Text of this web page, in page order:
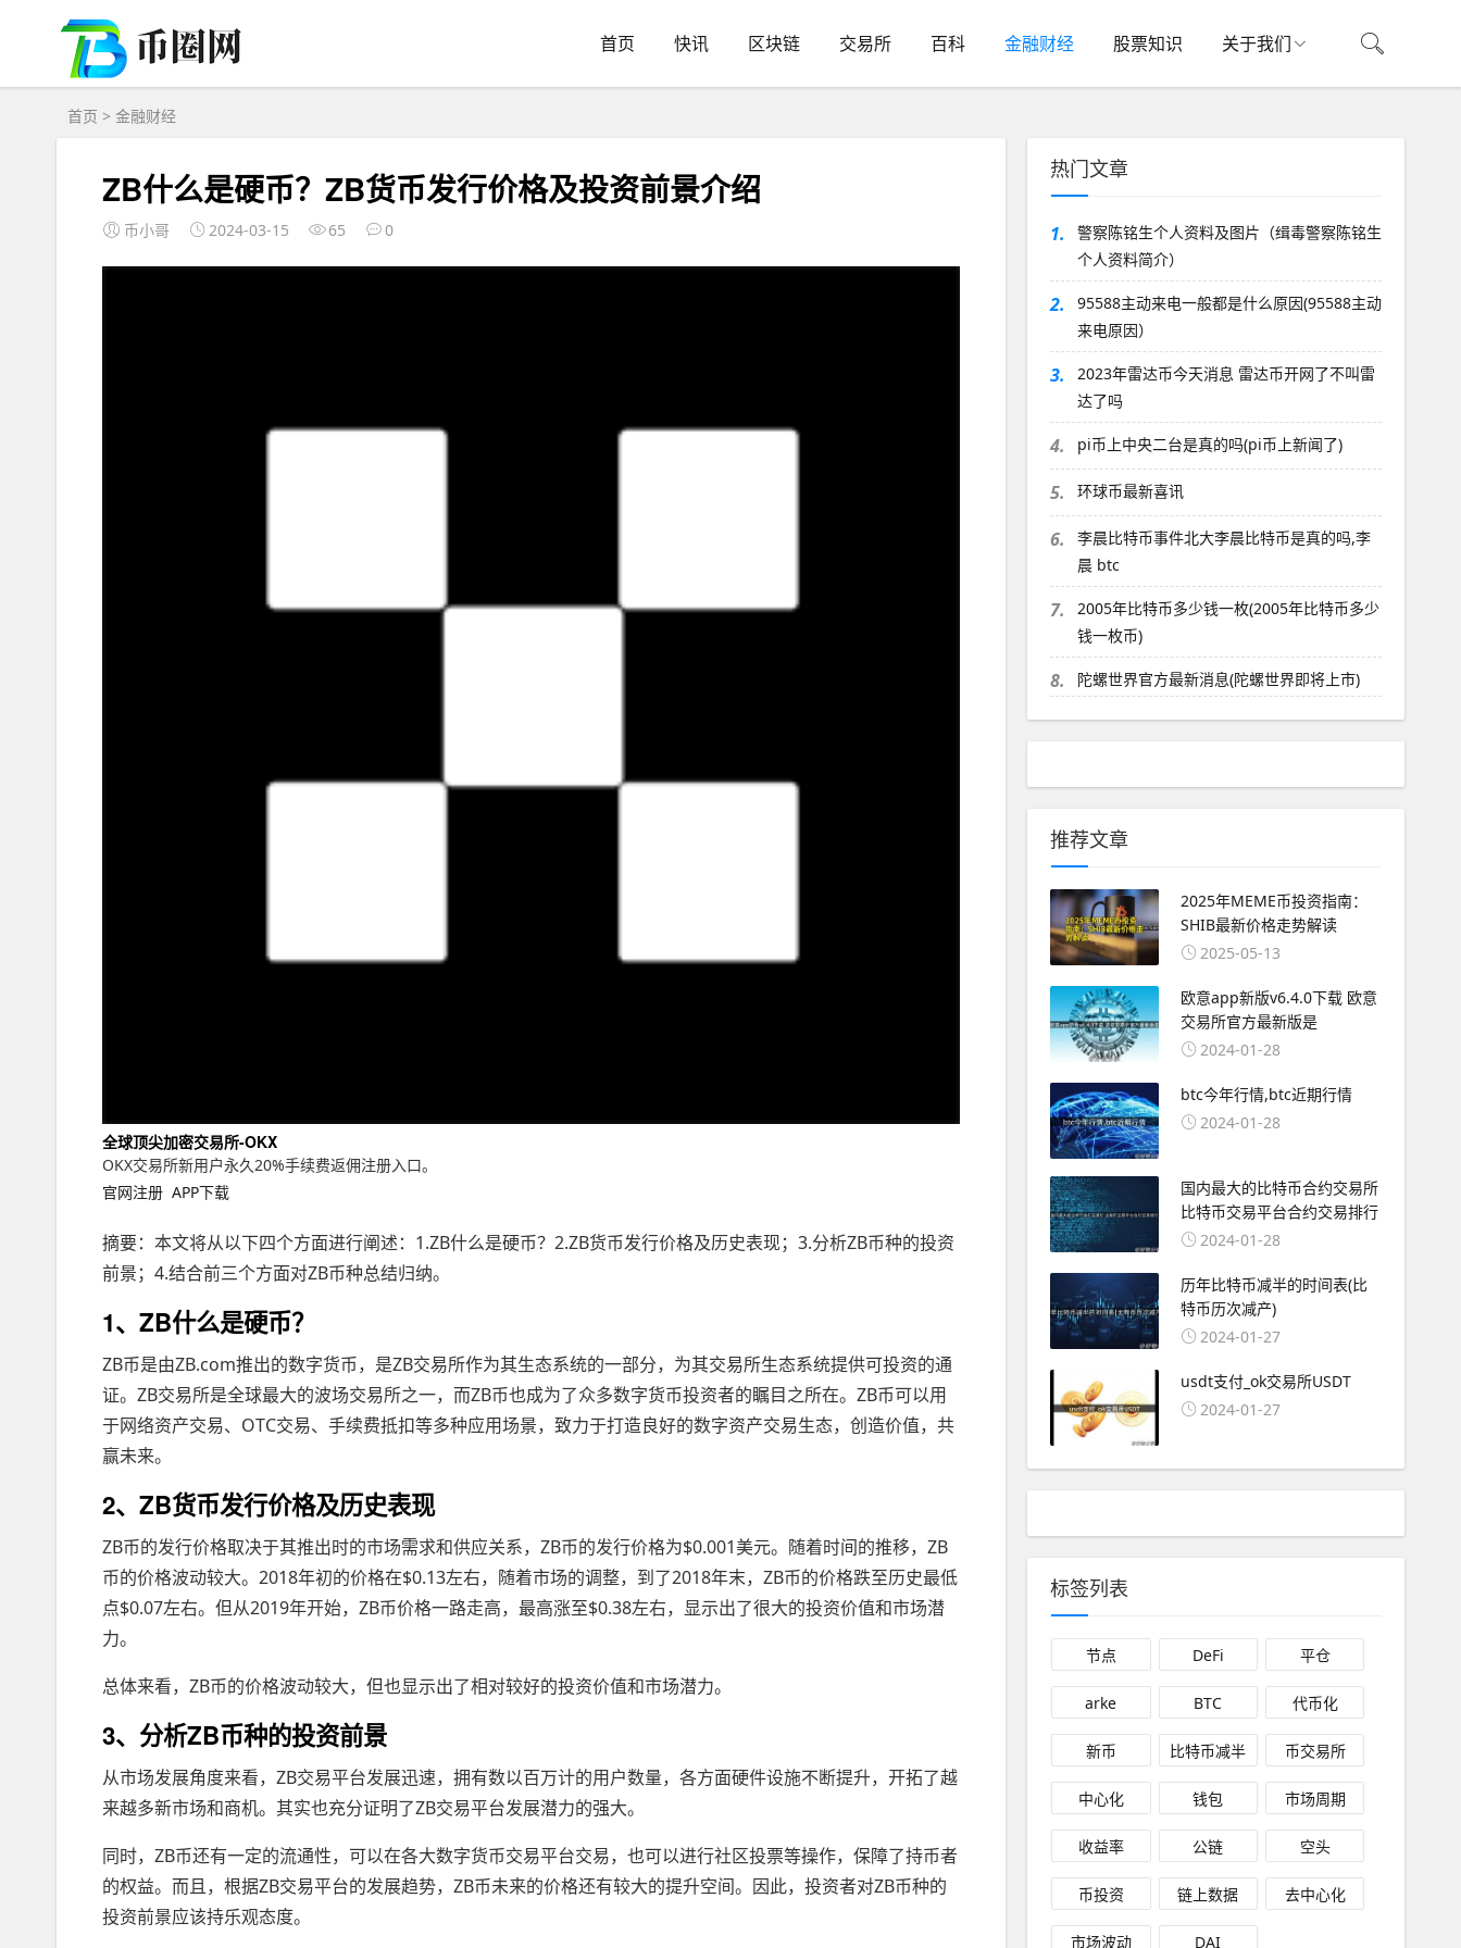
首页 快讯 区块链 交易所 百科 金融财经 股票知识 关于我们
首页 > 金融财经
ZB什么是硬币？ZB货币发行价格及投资前景介绍
币小哥 2024-03-15 65 0
全球顶尖加密交易所-OKX
OKX交易所新用户永久20%手续费返佣注册入口。
官网注册 APP下载
摘要：本文将从以下四个方面进行阐述：1.ZB什么是硬币？2.ZB货币发行价格及历史表现；3.分析ZB币种的投资
前景；4.结合前三个方面对ZB币种总结归纳。
1、ZB什么是硬币？
ZB币是由ZB.com推出的数字货币，是ZB交易所作为其生态系统的一部分，为其交易所生态系统提供可投资的通
证。ZB交易所是全球最大的波场交易所之一，而ZB币也成为了众多数字货币投资者的瞩目之所在。ZB币可以用
于网络资产交易、OTC交易、手续费抵扣等多种应用场景，致力于打造良好的数字资产交易生态，创造价值，共
赢未来。
2、ZB货币发行价格及历史表现
ZB币的发行价格取决于其推出时的市场需求和供应关系，ZB币的发行价格为$0.001美元。随着时间的推移，ZB
币的价格波动较大。2018年初的价格在$0.13左右，随着市场的调整，到了2018年末，ZB币的价格跌至历史最低
点$0.07左右。但从2019年开始，ZB币价格一路走高，最高涨至$0.38左右，显示出了很大的投资价值和市场潜
力。
总体来看，ZB币的价格波动较大，但也显示出了相对较好的投资价值和市场潜力。
3、分析ZB币种的投资前景
从市场发展角度来看，ZB交易平台发展迅速，拥有数以百万计的用户数量，各方面硬件设施不断提升，开拓了越
来越多新市场和商机。其实也充分证明了ZB交易平台发展潜力的强大。
同时，ZB币还有一定的流通性，可以在各大数字货币交易平台交易，也可以进行社区投票等操作，保障了持币者
的权益。而且，根据ZB交易平台的发展趋势，ZB币未来的价格还有较大的提升空间。因此，投资者对ZB币种的
投资前景应该持乐观态度。
热门文章
1.
警察陈铭生个人资料及图片（缉毒警察陈铭生
个人资料简介）
2.
95588主动来电一般都是什么原因(95588主动
来电原因）
3.
2023年雷达币今天消息 雷达币开网了不叫雷
达了吗
4. pi币上中央二台是真的吗(pi币上新闻了)
5. 环球币最新喜讯
6.
李晨比特币事件北大李晨比特币是真的吗,李
晨 btc
7.
2005年比特币多少钱一枚(2005年比特币多少
钱一枚币)
8. 陀螺世界官方最新消息(陀螺世界即将上市)
推荐文章
2025年MEME币投资指南：
SHIB最新价格走势解读
2025-05-13
欧意app新版v6.4.0下载 欧意
交易所官方最新版是
2024-01-28
btc今年行情,btc近期行情
2024-01-28
国内最大的比特币合约交易所
比特币交易平台合约交易排行
2024-01-28
历年比特币减半的时间表(比
特币历次减产)
2024-01-27
usdt支付_ok交易所USDT
2024-01-27
标签列表
节点 DeFi 平仓
arke BTC 代币化
新币 比特币减半 币交易所
中心化 钱包 市场周期
收益率 公链 空头
币投资 链上数据 去中心化
市场波动 DAI